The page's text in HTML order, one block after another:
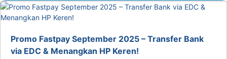
Promo Fastpay September 2025 – Transfer Bank
via EDC & Menangkan HP Keren!